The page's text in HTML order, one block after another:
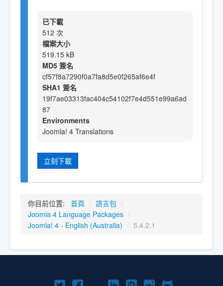
已下載
512 次
檔案大小
519.15 kB
MD5 簽名
cf57f8a7290f0a7fa8d5e0f265af6e4f
SHA1 簽名
19f7ae03313fac404c54102f7e4d551e99a6ad
87
Environments
Joomla! 4 Translations
立刻下載
你目前位置: 首頁 / 語言包 /
Joomla 4 Language Packages /
Joomla! 4 - English (Australia) / 5.4.2.1